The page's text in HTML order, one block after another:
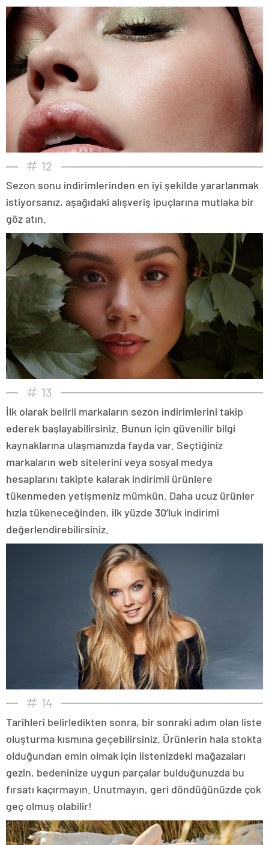
12
Sezon sonu indirimlerinden en iyi şekilde yararlanmak
istiyorsanız, aşağıdaki alışveriş ipuçlarına mutlaka bir
göz atın.
13
İlk olarak belirli markaların sezon indirimlerini takip
ederek başlayabilirsiniz. Bunun için güvenilir bilgi
kaynaklarına ulaşmanızda fayda var. Seçtiğiniz
markaların web sitelerini veya sosyal medya
hesaplarını takipte kalarak indirimli ürünlere
tükenmeden yetişmeniz mümkün. Daha ucuz ürünler
hızla tükeneceğinden, ilk yüzde 30’luk indirimi
değerlendirebilirsiniz.
14
Tarihleri belirledikten sonra, bir sonraki adım olan liste
oluşturma kısmına geçebilirsiniz. Ürünlerin hala stokta
olduğundan emin olmak için listenizdeki mağazaları
gezin, bedeninize uygun parçalar bulduğunuzda bu
fırsatı kaçırmayın. Unutmayın, geri döndüğünüzde çok
geç olmuş olabilir!